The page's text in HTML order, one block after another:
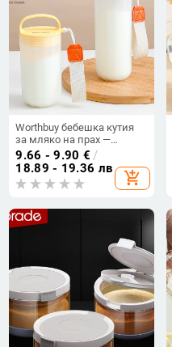
Worthbuy бебешка кутия
за мляко на прах —
еднослойна кутия за
съхранение, за
новородени
9.66 - 9.90 € /
18.89 - 19.36 лв
add_shopping_cart